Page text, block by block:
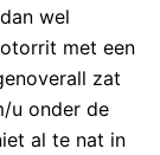
wel
met een
zat
u onder de
al te nat in